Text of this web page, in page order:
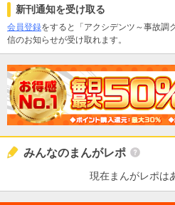
新刊通知を受け取る
会員登録をすると「アクシデンツ～事故
信のお知らせが受け取れます。
みんなのまんがレポ
現在まんがレポは